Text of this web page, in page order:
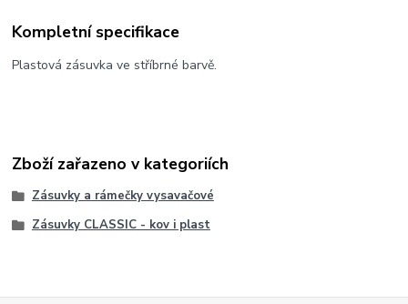
Kompletní specifikace
Plastová zásuvka ve stříbrné barvě.
Zboží zařazeno v kategoriích
Zásuvky a rámečky vysavačové
Zásuvky CLASSIC - kov i plast